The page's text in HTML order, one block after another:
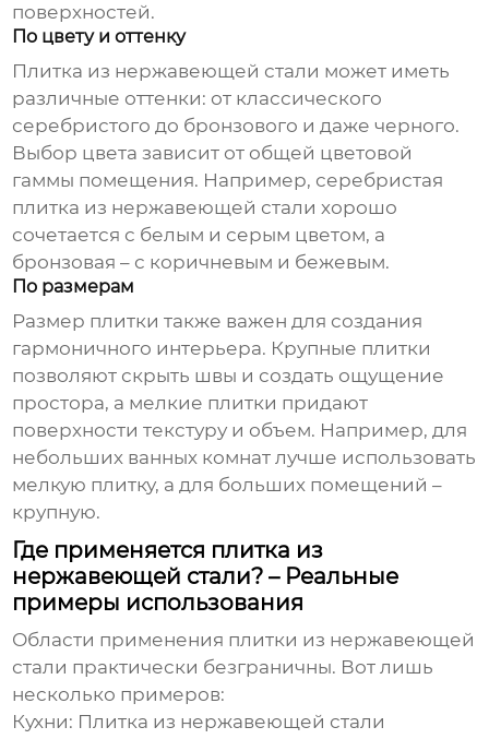
поверхностей.
По цвету и оттенку
Плитка из нержавеющей стали может иметь
различные оттенки: от классического
серебристого до бронзового и даже черного.
Выбор цвета зависит от общей цветовой
гаммы помещения. Например, серебристая
плитка из нержавеющей стали хорошо
сочетается с белым и серым цветом, а
бронзовая – с коричневым и бежевым.
По размерам
Размер плитки также важен для создания
гармоничного интерьера. Крупные плитки
позволяют скрыть швы и создать ощущение
простора, а мелкие плитки придают
поверхности текстуру и объем. Например, для
небольших ванных комнат лучше использовать
мелкую плитку, а для больших помещений –
крупную.
Где применяется плитка из
нержавеющей стали? – Реальные
примеры использования
Области применения плитки из нержавеющей
стали практически безграничны. Вот лишь
несколько примеров:
Кухни: Плитка из нержавеющей стали